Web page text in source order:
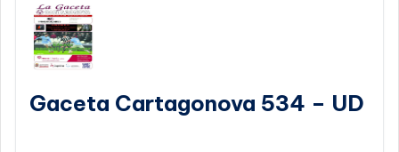
Gaceta Cartagonova 534 – UD